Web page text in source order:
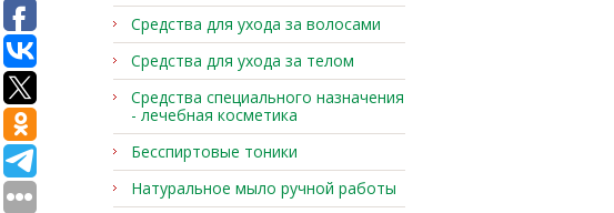
Средства для ухода за волосами
Средства для ухода за телом
Средства специального назначения
- лечебная косметика
Бесспиртовые тоники
Натуральное мыло ручной работы